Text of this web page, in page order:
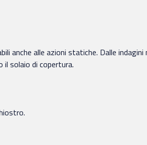
anche alle azioni statiche. Dalle indagini
il solaio di copertura.